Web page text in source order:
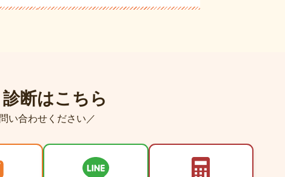
断はこちら
い合わせください／